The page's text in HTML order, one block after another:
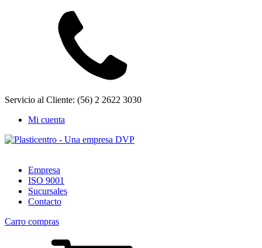
Servicio al Cliente: (56) 2 2622 3030
Mi cuenta
Empresa
ISO 9001
Sucursales
Contacto
Carro compras